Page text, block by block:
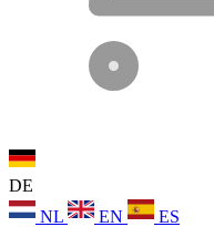
DE
NL
EN ES